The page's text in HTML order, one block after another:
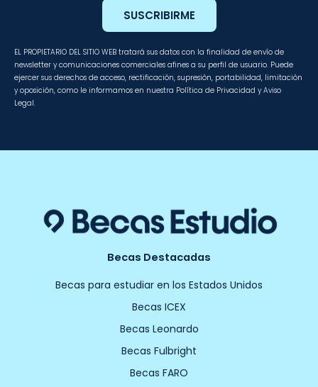
SUSCRIBIRME
EL PROPIETARIO DEL SITIO WEB tratará sus datos con la finalidad de envío de
newsletter y comunicaciones comerciales afines a su perfil de usuario. Puede
ejercer sus derechos de acceso, rectificación, supresión, portabilidad, limitación
y oposición, como le informamos en nuestra Política de Privacidad y Aviso
Legal.
Becas Destacadas
Becas para estudiar en los Estados Unidos
Becas ICEX
Becas Leonardo
Becas Fulbright
Becas FARO